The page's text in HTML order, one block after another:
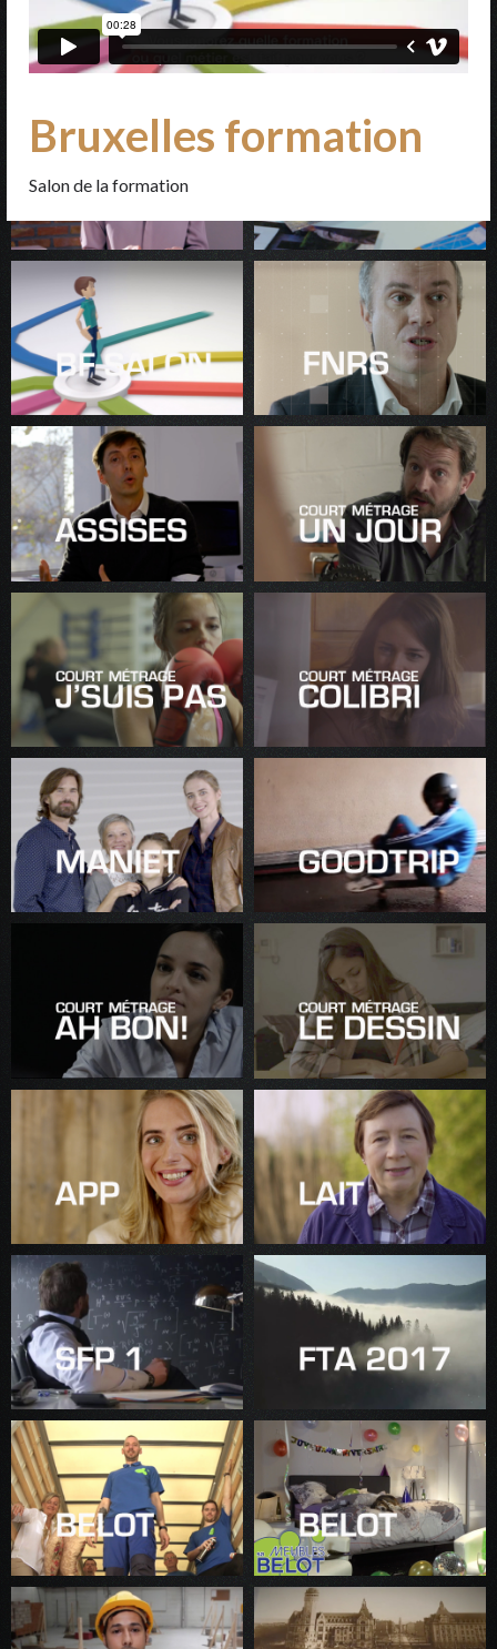
Bruxelles formation
Salon de la formation